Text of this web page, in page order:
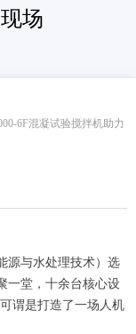
场
源与水处理技术）选
一堂，十余台核心设
谓是打造了一场人机
6F混凝试验搅拌机助力